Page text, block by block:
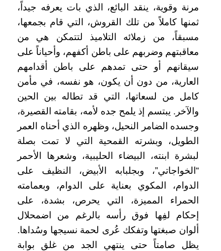
مرنة وقوية، ينقد البائع، الذي بات يعرفه جيداً،
ثمنها كاملاً من تلك القروش، التي قام بجمعها،
مسبقاً، من زملائه التلاميذ لتتمكن هي من
معاقبتهم وضربهم على باطن أكفهم، وأحياناً على
سيقانهم أو حتى تمدهم على باطن أقدامهم
العارية، من دون أن يكون، هو نفسه، في مأمن
كامل من لسعاتها، التي قد تطاله بين الحين
والآخر. يبتسم إذ يلمح جده لأمه، بقامته القصيرة،
وجسده الضامر النحيل، وظهره الذي أحناه العمر
الطويل، وبشرته القمحية التي لا تمت بصلة
لبشرة ابنته، البيضاء الحليبية، وشعرها الأحمر
“الخواجاتي”، وبجلبابه الأبيض، النظيف على
الدوام، المكوي بعناية على الدوام، وبعمامته
الحمراء المميزة، التي يحرص، بشدة، على
إحكام لفِها فوق رأسه بالرغم من اضمحلال
ألوان صبغتها وتفكك عُرى لحمة نسيجها وسُداها.
يظل صامتاً حتى ينتهي الجد من غلق بوابة